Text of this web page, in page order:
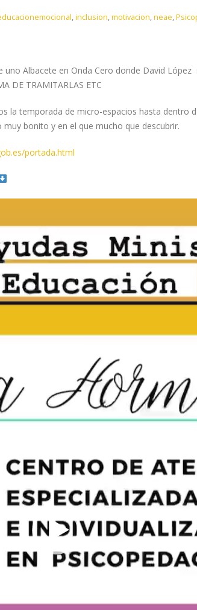
,inclusion,motivacion,neae,
Albacete en Onda Cero donde David
DE TRAMITARLAS ETC
la temporada de micro-espacios hasta
bonito y en el que mucho que descubrir.
portada.html